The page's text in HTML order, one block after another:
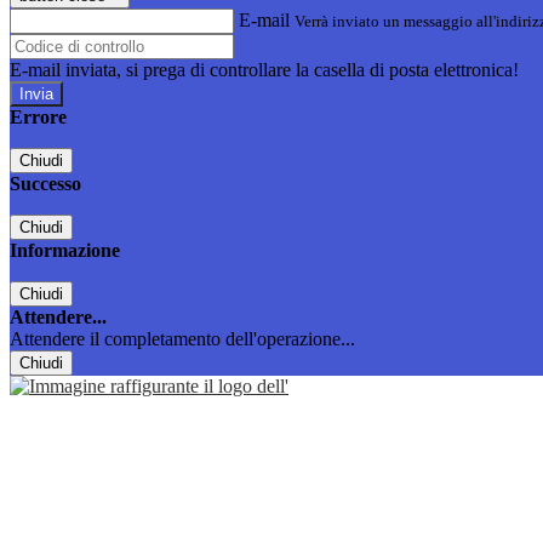
E-mail Verrà inviato un messaggio
E-mail inviata, si prega di controllare la casella di posta elettronica!
Errore
Chiudi
Successo
Chiudi
Informazione
Chiudi
Attendere...
Attendere il completamento dell'operazione...
Chiudi